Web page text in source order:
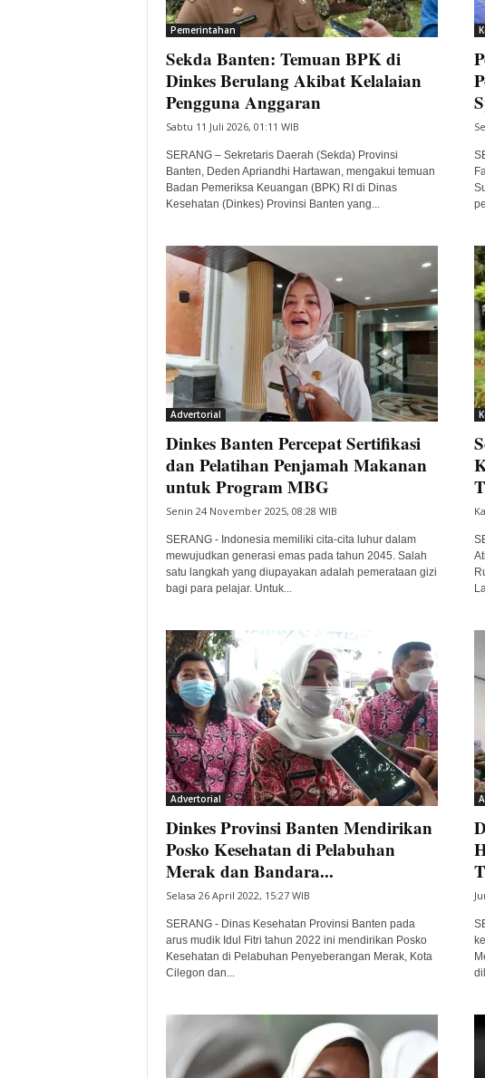
Pemerintahan
Sekda Banten: Temuan BPK di
Dinkes Berulang Akibat Kelalaian
Pengguna Anggaran
Sabtu 11 Juli 2026, 01:11 WIB
SERANG – Sekretaris Daerah (Sekda) Provinsi
Banten, Deden Apriandhi Hartawan, mengakui temuan
Badan Pemeriksa Keuangan (BPK) RI di Dinas
Kesehatan (Dinkes) Provinsi Banten yang...
Advertorial
Dinkes Banten Percepat Sertifikasi
dan Pelatihan Penjamah Makanan
untuk Program MBG
Senin 24 November 2025, 08:28 WIB
SERANG - Indonesia memiliki cita-cita luhur dalam
mewujudkan generasi emas pada tahun 2045. Salah
satu langkah yang diupayakan adalah pemerataan gizi
bagi para pelajar. Untuk...
Advertorial
Dinkes Provinsi Banten Mendirikan
Posko Kesehatan di Pelabuhan
Merak dan Bandara...
Selasa 26 April 2022, 15:27 WIB
SERANG - Dinas Kesehatan Provinsi Banten pada
arus mudik Idul Fitri tahun 2022 ini mendirikan Posko
Kesehatan di Pelabuhan Penyeberangan Merak, Kota
Cilegon dan...